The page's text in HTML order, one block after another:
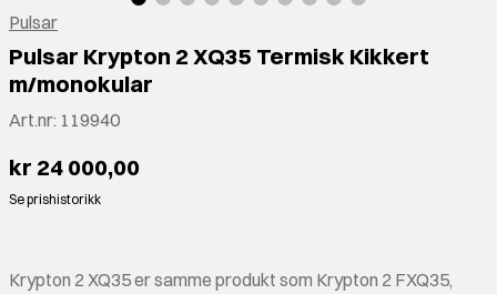
Pulsar
Pulsar Krypton 2 XQ35 Termisk Kikkert
m/monokular
Art.nr: 119940
kr 24 000,00
Se prishistorikk
Krypton 2 XQ35 er samme produkt som Krypton 2 FXQ35,